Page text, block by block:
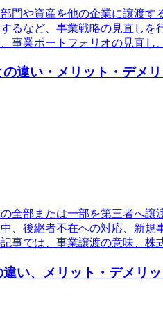
門や資産を他の企業に譲渡
るなど、事業戦略の見直し
事業ポートフォリオの見直し
違い・メリット・デメ
全部または一部を第三者へ
、後継者不在への対応、新
事では、事業譲渡の意味、株
い、メリット・デメリ